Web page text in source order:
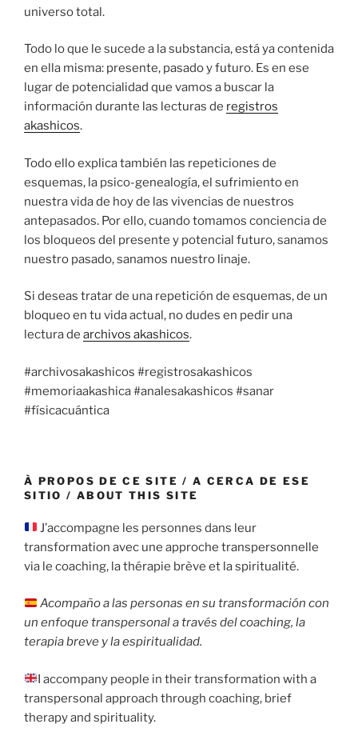
universo total.
Todo lo que le sucede a la substancia, está ya contenida
en ella misma: presente, pasado y futuro. Es en ese
lugar de potencialidad que vamos a buscar la
información durante las lecturas de registros
akashicos.
Todo ello explica también las repeticiones de
esquemas, la psico-genealogía, el sufrimiento en
nuestra vida de hoy de las vivencias de nuestros
antepasados. Por ello, cuando tomamos conciencia de
los bloqueos del presente y potencial futuro, sanamos
nuestro pasado, sanamos nuestro linaje.
Si deseas tratar de una repetición de esquemas, de un
bloqueo en tu vida actual, no dudes en pedir una
lectura de archivos akashicos.
#archivosakashicos #registrosakashicos
#memoriaakashica #analesakashicos #sanar
#físicacuántica
À PROPOS DE CE SITE / A CERCA DE ESE
SITIO / ABOUT THIS SITE
J’accompagne les personnes dans leur
transformation avec une approche transpersonnelle
via le coaching, la thérapie brève et la spiritualité.
Acompaño a las personas en su transformación con
un enfoque transpersonal a través del coaching, la
terapia breve y la espiritualidad.
I accompany people in their transformation with a
transpersonal approach through coaching, brief
therapy and spirituality.